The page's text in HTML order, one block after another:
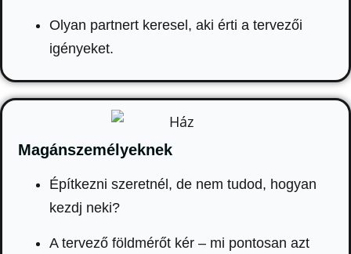
Olyan partnert keresel, aki érti a tervezői
igényeket.
Magánszemélyeknek
Építkezni szeretnél, de nem tudod, hogyan
kezdj neki?
A tervező földmérőt kér – mi pontosan azt